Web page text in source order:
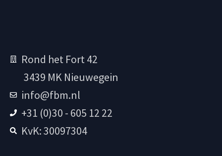
Rond het Fort 42
3439 MK Nieuwegein
info@fbm.nl
+31 (0)30 - 605 12 22
KvK: 30097304